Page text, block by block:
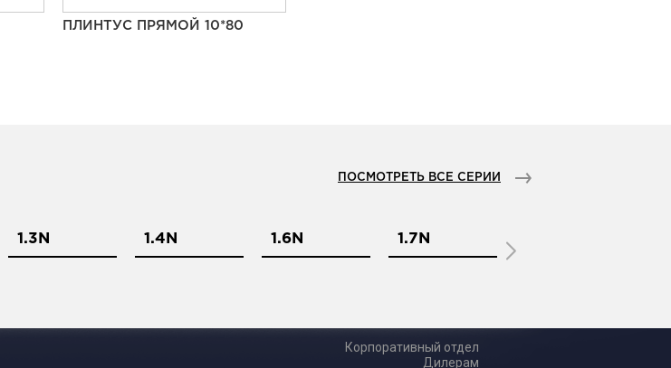
ПЛИНТУС ПРЯМОЙ 10*80
ПОСМОТРЕТЬ ВСЕ СЕРИИ
1.3N 1.4N 1.6N 1.7N
Корпоративный отдел
Дилерам